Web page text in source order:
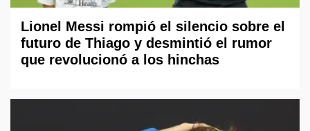
Lionel Messi rompió el silencio sobre el
futuro de Thiago y desmintió el rumor
que revolucionó a los hinchas